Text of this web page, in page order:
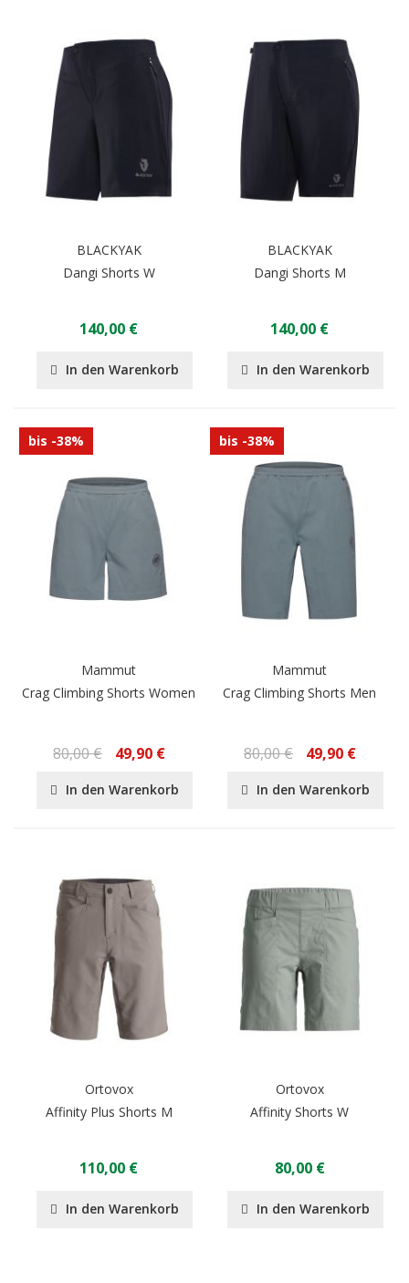
BLACKYAK
Dangi Shorts W
140,00 €
In den Warenkorb
BLACKYAK
Dangi Shorts M
140,00 €
In den Warenkorb
bis -38%
Mammut
Crag Climbing Shorts Women
80,00 € 49,90 €
In den Warenkorb
bis -38%
Mammut
Crag Climbing Shorts Men
80,00 € 49,90 €
In den Warenkorb
Ortovox
Affinity Plus Shorts M
110,00 €
In den Warenkorb
Ortovox
Affinity Shorts W
80,00 €
In den Warenkorb